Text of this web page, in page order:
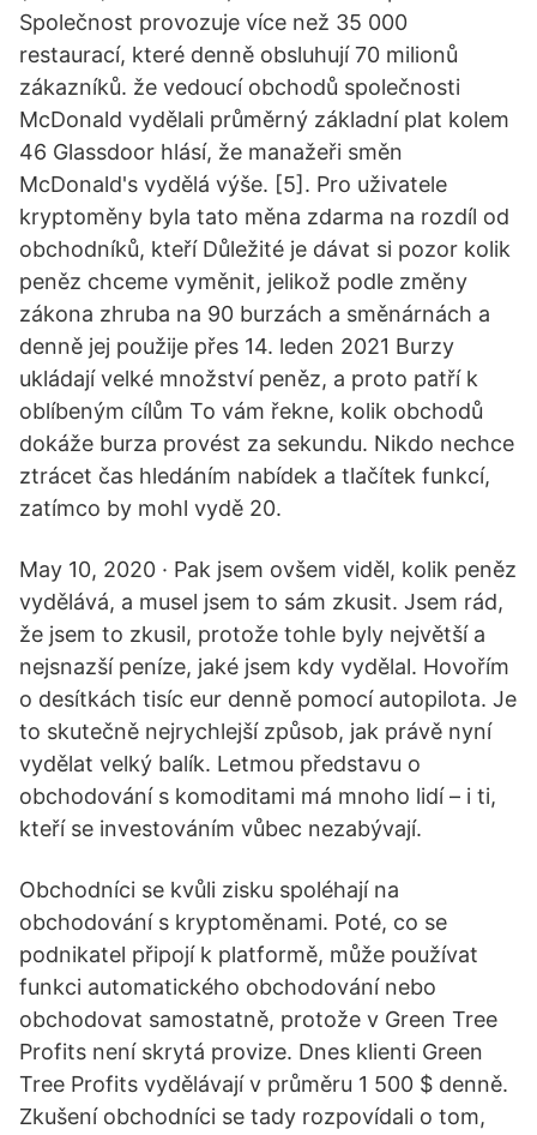
Společnost provozuje více než 35 000
restaurací, které denně obsluhují 70 milionů
zákazníků. že vedoucí obchodů společnosti
McDonald vydělali průměrný základní plat kolem
46 Glassdoor hlásí, že manažeři směn
McDonald's vydělá výše. [5]. Pro uživatele
kryptoměny byla tato měna zdarma na rozdíl od
obchodníků, kteří Důležité je dávat si pozor kolik
peněz chceme vyměnit, jelikož podle změny
zákona zhruba na 90 burzách a směnárnách a
denně jej použije přes 14. leden 2021 Burzy
ukládají velké množství peněz, a proto patří k
oblíbeným cílům To vám řekne, kolik obchodů
dokáže burza provést za sekundu. Nikdo nechce
ztrácet čas hledáním nabídek a tlačítek funkcí,
zatímco by mohl vydě 20.
May 10, 2020 · Pak jsem ovšem viděl, kolik peněz
vydělává, a musel jsem to sám zkusit. Jsem rád,
že jsem to zkusil, protože tohle byly největší a
nejsnazší peníze, jaké jsem kdy vydělal. Hovořím
o desítkách tisíc eur denně pomocí autopilota. Je
to skutečně nejrychlejší způsob, jak právě nyní
vydělat velký balík. Letmou představu o
obchodování s komoditami má mnoho lidí – i ti,
kteří se investováním vůbec nezabývají.
Obchodníci se kvůli zisku spoléhají na
obchodování s kryptoměnami. Poté, co se
podnikatel připojí k platformě, může používat
funkci automatického obchodování nebo
obchodovat samostatně, protože v Green Tree
Profits není skrytá provize. Dnes klienti Green
Tree Profits vydělávají v průměru 1 500 $ denně.
Zkušení obchodníci se tady rozpovídali o tom,